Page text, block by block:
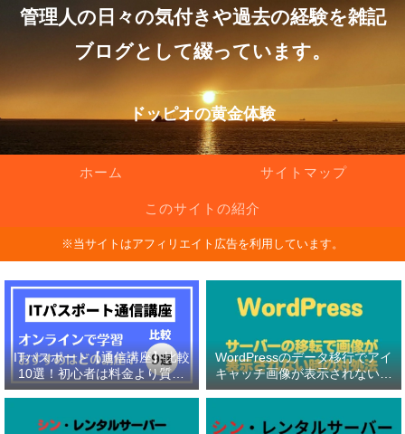
管理人の日々の気付きや過去の経験を雑記
ブログとして綴っています。
ドッピオの黄金体験
ホーム サイトマップ
このサイトの紹介
※当サイトはアフィリエイト広告を利用しています。
ITパスポート【通信講座】比較
10選！初心者は料金より質問
対応の有無を重視！
WordPressのデータ移行でアイ
キャッチ画像が表示されない原
因と対処法